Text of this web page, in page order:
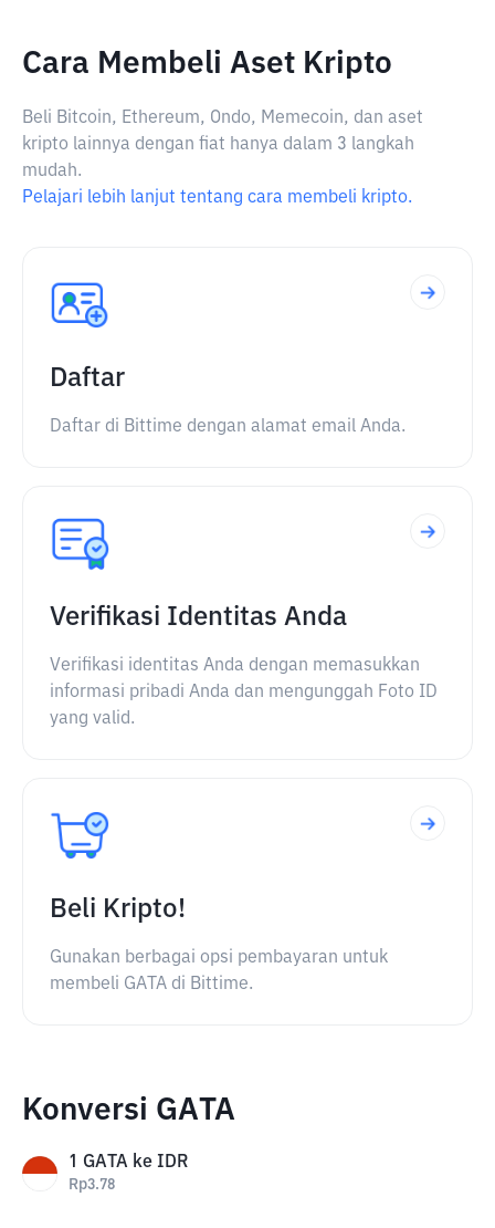
Cara Membeli Aset Kripto
Beli Bitcoin, Ethereum, Ondo, Memecoin, dan aset
kripto lainnya dengan fiat hanya dalam 3 langkah
mudah.
Pelajari lebih lanjut tentang cara membeli kripto.
Daftar
Daftar di Bittime dengan alamat email Anda.
Verifikasi Identitas Anda
Verifikasi identitas Anda dengan memasukkan
informasi pribadi Anda dan mengunggah Foto ID
yang valid.
Beli Kripto!
Gunakan berbagai opsi pembayaran untuk
membeli GATA di Bittime.
Konversi GATA
1 GATA ke IDR
Rp3.78